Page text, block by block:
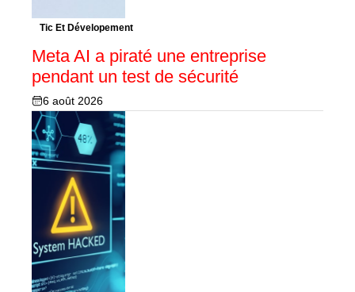
Tic Et Dévelopement
Meta AI a piraté une entreprise
pendant un test de sécurité
6 août 2026